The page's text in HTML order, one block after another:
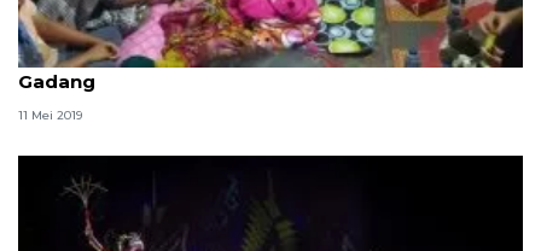
Wali Kota Padang Sahur di rumah warga di Batu
Gadang
11 Mei 2019